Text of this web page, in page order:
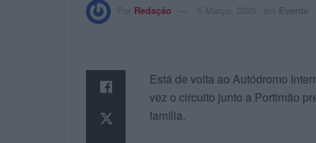
Por Redação 5 Março, 2025 em Evento
Está de volta ao Autódromo
vez o circuito junto a Portimão
família.